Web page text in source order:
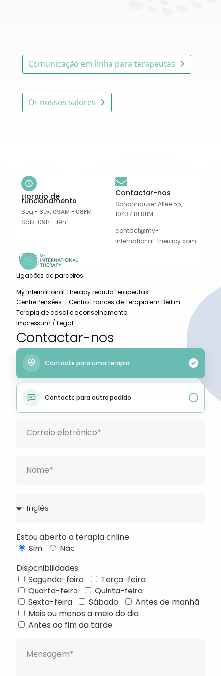
Comunicação em linha para terapeutas
Os nossos valores
Horário de
funcionamento
Seg - Sex: 09AM - 08PM
Sáb : 09h - 19h
Contactar-nos
Schönhauser Allee 55,
10437 BERLIM
contact@my-
international-therapy.com
Ligações de parceiros
My International Therapy recruta terapeutas!
Centre Pensées – Centro Francês de Terapia em Berlim
Terapia de casal e aconselhamento
Impressum / Legal
Contactar-nos
Contacte para uma terapia
Contacte para outro pedido
Estou aberto a terapia online
Sim
Não
Disponibilidades
Segunda-feira
Terça-feira
Quarta-feira
Quinta-feira
Sexta-feira
Sábado
Antes de manhã
Mais ou menos a meio do dia
Antes ao fim da tarde
Français